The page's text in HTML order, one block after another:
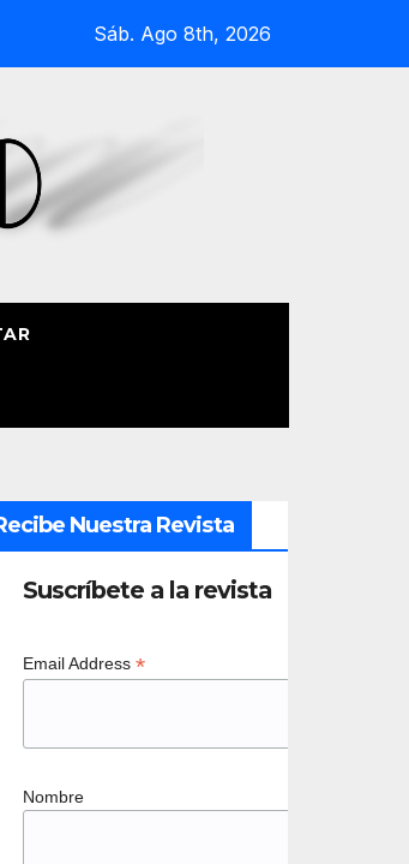
Procesión Náutica de la Amatxu de Begoña
Sáb. Ago 8th, 2026
Nuestra Revista
Suscríbete a la revista
Email Address *
Nombre